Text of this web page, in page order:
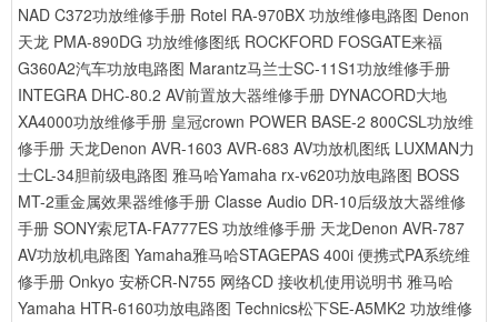
NAD C372功放维修手册 Rotel RA-970BX 功放维修电路图 Denon
天龙 PMA-890DG 功放维修图纸 ROCKFORD FOSGATE来福
G360A2汽车功放电路图 Marantz马兰士SC-11S1功放维修手册
INTEGRA DHC-80.2 AV前置放大器维修手册 DYNACORD大地
XA4000功放维修手册 皇冠crown POWER BASE-2 800CSL功放维
修手册 天龙Denon AVR-1603 AVR-683 AV功放机图纸 LUXMAN力
士CL-34胆前级电路图 雅马哈Yamaha rx-v620功放电路图 BOSS
MT-2重金属效果器维修手册 Classe Audio DR-10后级放大器维修
手册 SONY索尼TA-FA777ES 功放维修手册 天龙Denon AVR-787
AV功放机电路图 Yamaha雅马哈STAGEPAS 400i 便携式PA系统维
修手册 Onkyo 安桥CR-N755 网络CD 接收机使用说明书 雅马哈
Yamaha HTR-6160功放电路图 Technics松下SE-A5MK2 功放维修